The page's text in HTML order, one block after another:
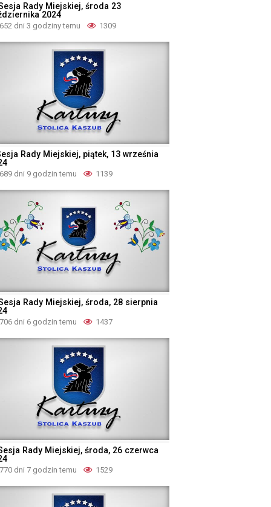
Rady Miejskiej, środa 23
2024
652 dni 3 godziny temu 1309
Rady Miejskiej, piątek, 13 września
689 dni 9 godzin temu 1139
Rady Miejskiej, środa, 28 sierpnia
706 dni 6 godzin temu 1437
Rady Miejskiej, środa, 26 czerwca
770 dni 7 godzin temu 1529